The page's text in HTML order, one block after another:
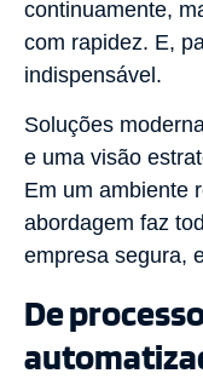
continuamente,
com rapidez. E,
indispensável.
Soluções
e uma visão
Em um ambiente
abordagem faz
empresa segura,
De